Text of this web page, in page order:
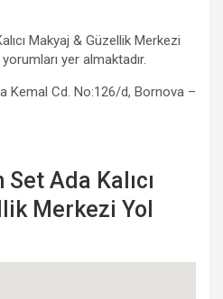
Makyaj & Güzellik Merkezi
yer almaktadır.
Kemal Cd. No:126/d, Bornova –
Ada Kalıcı
Merkezi Yol